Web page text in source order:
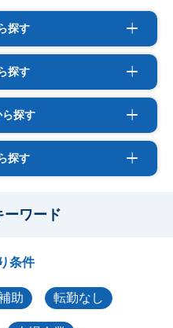
探す
探す
探す
探す
ーワード
条件
助 転勤なし